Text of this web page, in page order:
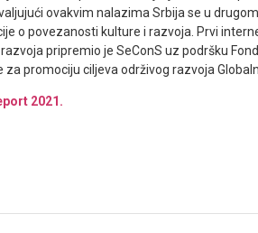
ovakvim nalazima Srbija se u
o povezanosti kulture i razvoja. Prvi
pripremio je SeConS uz podršku
za promociju ciljeva održivog razvoja
2021.